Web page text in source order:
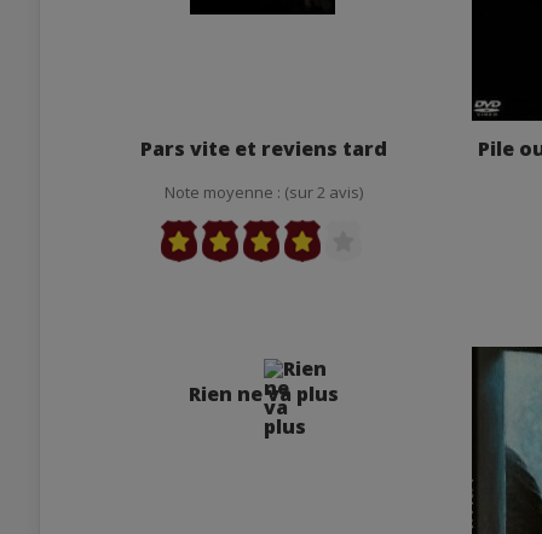
Pars vite et reviens tard
Note moyenne : (sur 2 avis)
Pile
Rien ne va plus